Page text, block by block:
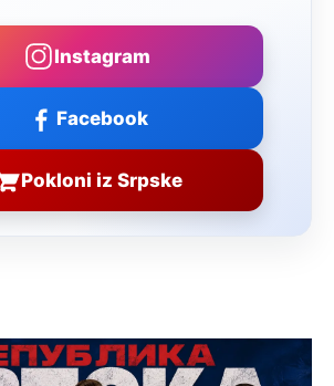
Instagram
Facebook
Pokloni iz Srpske